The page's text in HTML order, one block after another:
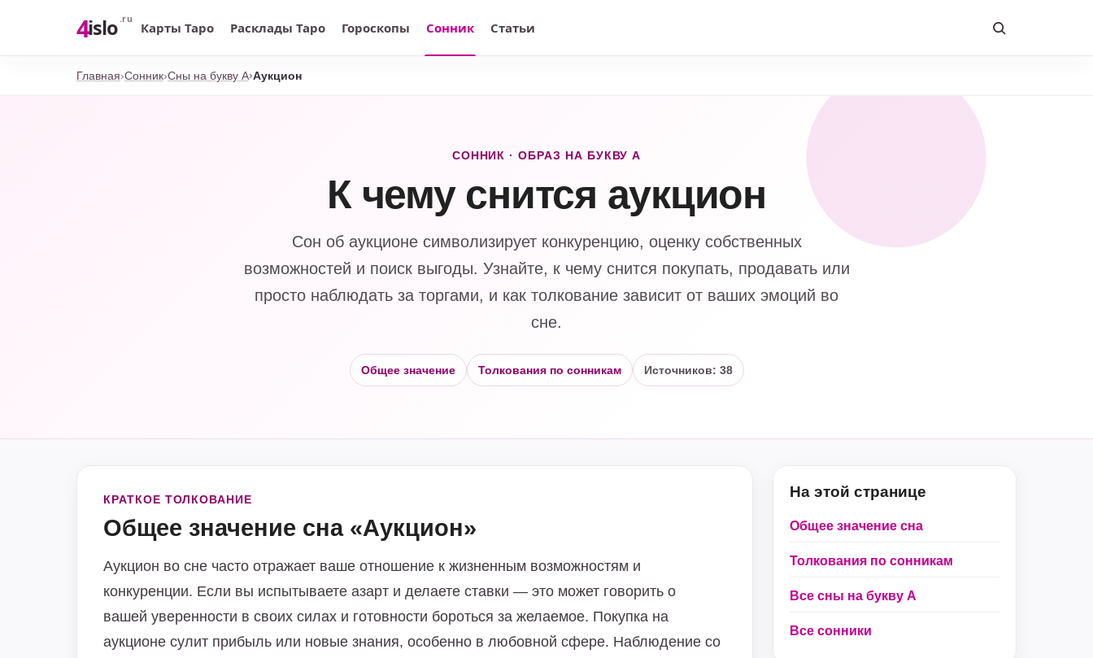
4islo .ru
Карты Таро Расклады Таро Гороскопы Сонник Статьи
Главная Сонник Сны на букву А Аукцион
СОННИК · ОБРАЗ НА БУКВУ А
К чему снится аукцион
Сон об аукционе символизирует конкуренцию, оценку собственных
возможностей и поиск выгоды. Узнайте, к чему снится покупать, продавать или
просто наблюдать за торгами, и как толкование зависит от ваших эмоций во
сне.
Общее значение Толкования по сонникам Источников: 38
КРАТКОЕ ТОЛКОВАНИЕ
Общее значение сна «Аукцион»
Аукцион во сне часто отражает ваше отношение к жизненным возможностям и
конкуренции. Если вы испытываете азарт и делаете ставки — это может говорить о
вашей уверенности в своих силах и готовности бороться за желаемое. Покупка на
аукционе сулит прибыль или новые знания, особенно в любовной сфере. Наблюдение со
На этой странице
Общее значение сна
Толкования по сонникам
Все сны на букву А
Все сонники